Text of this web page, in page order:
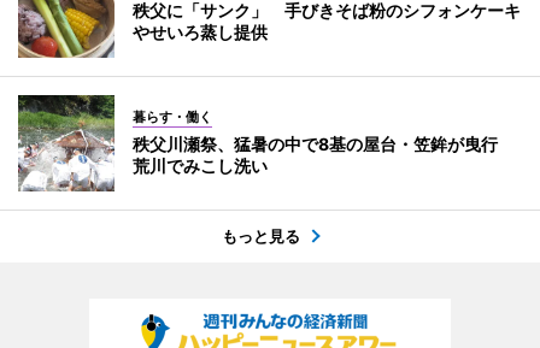
秩父に「サンク」 手びきそば粉のシフォンケーキ
やせいろ蒸し提供
暮らす・働く
秩父川瀬祭、猛暑の中で8基の屋台・笠鉾が曳行
荒川でみこし洗い
もっと見る